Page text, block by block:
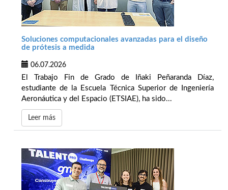
Soluciones computacionales avanzadas para el diseño
de prótesis a medida
06.07.2026
El Trabajo Fin de Grado de Iñaki Peñaranda Díaz,
estudiante de la Escuela Técnica Superior de Ingeniería
Aeronáutica y del Espacio (ETSIAE), ha sido...
Leer más